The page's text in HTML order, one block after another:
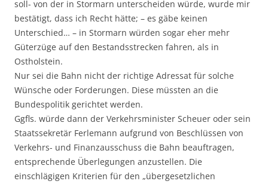
soll- von der in Stormarn unterscheiden würde, wurde mir
bestätigt, dass ich Recht hätte; – es gäbe keinen
Unterschied… – in Stormarn würden sogar eher mehr
Güterzüge auf den Bestandsstrecken fahren, als in
Ostholstein.
Nur sei die Bahn nicht der richtige Adressat für solche
Wünsche oder Forderungen. Diese müssten an die
Bundespolitik gerichtet werden.
Ggfls. würde dann der Verkehrsminister Scheuer oder sein
Staatssekretär Ferlemann aufgrund von Beschlüssen von
Verkehrs- und Finanzausschuss die Bahn beauftragen,
entsprechende Überlegungen anzustellen. Die
einschlägigen Kriterien für den „übergesetzlichen